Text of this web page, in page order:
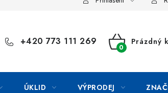
+420 773 111 269
NÁKUPNÍ
Prázdný
ÚKLID VÝPRODEJ